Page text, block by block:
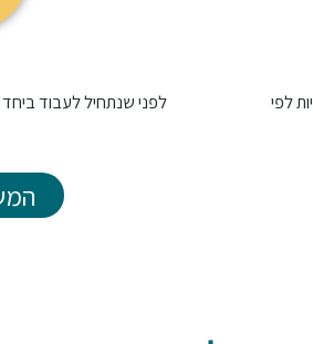
לפי
לפני שנתחיל לעבוד